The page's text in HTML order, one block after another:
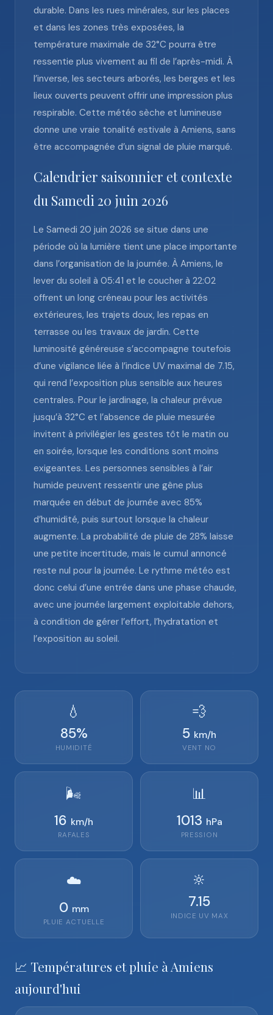
durable. Dans les rues minérales, sur les places
et dans les zones très exposées, la
température maximale de 32°C pourra être
ressentie plus vivement au fil de l’après-midi. À
l’inverse, les secteurs arborés, les berges et les
lieux ouverts peuvent offrir une impression plus
respirable. Cette météo sèche et lumineuse
donne une vraie tonalité estivale à Amiens, sans
être accompagnée d’un signal de pluie marqué.
Calendrier saisonnier et contexte
du Samedi 20 juin 2026
Le Samedi 20 juin 2026 se situe dans une
période où la lumière tient une place importante
dans l’organisation de la journée. À Amiens, le
lever du soleil à 05:41 et le coucher à 22:02
offrent un long créneau pour les activités
extérieures, les trajets doux, les repas en
terrasse ou les travaux de jardin. Cette
luminosité généreuse s’accompagne toutefois
d’une vigilance liée à l’indice UV maximal de 7.15,
qui rend l’exposition plus sensible aux heures
centrales. Pour le jardinage, la chaleur prévue
jusqu’à 32°C et l’absence de pluie mesurée
invitent à privilégier les gestes tôt le matin ou
en soirée, lorsque les conditions sont moins
exigeantes. Les personnes sensibles à l’air
humide peuvent ressentir une gêne plus
marquée en début de journée avec 85%
d’humidité, puis surtout lorsque la chaleur
augmente. La probabilité de pluie de 28% laisse
une petite incertitude, mais le cumul annoncé
reste nul pour la journée. Le rythme météo est
donc celui d’une entrée dans une phase chaude,
avec une journée largement exploitable dehors,
à condition de gérer l’effort, l’hydratation et
l’exposition au soleil.
💧
85%
HUMIDITÉ
💨
5 km/h
VENT NO
🌬️
16 km/h
RAFALES
📊
1013 hPa
PRESSION
☁️
0 mm
PLUIE ACTUELLE
🔆
7.15
INDICE UV MAX
📈 Températures et pluie à Amiens
aujourd'hui